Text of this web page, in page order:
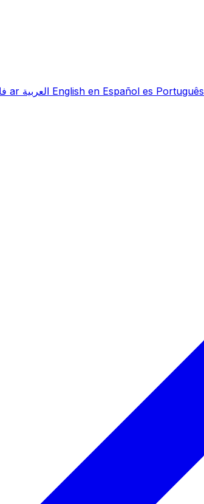
English en Español es Português العربية ar